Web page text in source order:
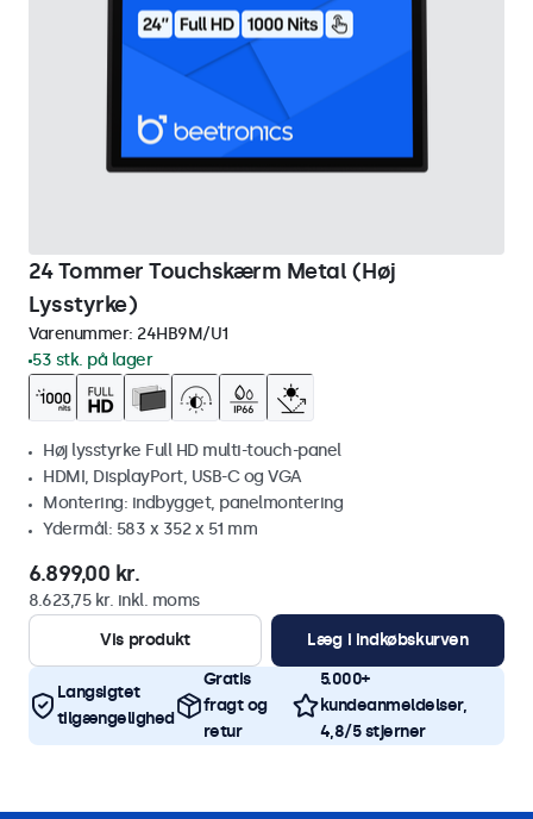
24 Tommer Touchskærm Metal (Høj
Lysstyrke)
Varenummer: 24HB9M/U1
53 stk. på lager
Høj lysstyrke Full HD multi-touch-panel
HDMI, DisplayPort, USB-C og VGA
Montering: indbygget, panelmontering
Ydermål: 583 x 352 x 51 mm
6.899,00 kr.
8.623,75 kr. inkl. moms
Vis produkt
Læg i indkøbskurven
Langsigtet
tilgængelighed
Gratis
fragt og
retur
5.000+
kundeanmeldelser,
4,8/5 stjerner